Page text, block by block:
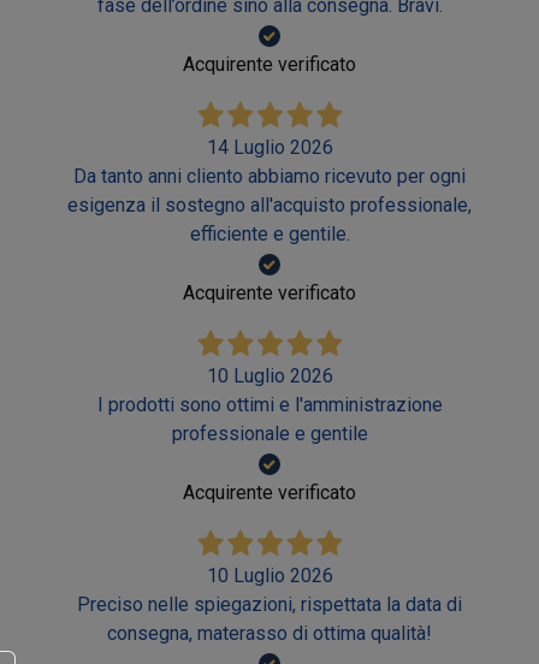
fase dell’ordine sino alla consegna. Bravi.
Acquirente verificato
14 Luglio 2026
Da tanto anni cliento abbiamo ricevuto per ogni
esigenza il sostegno all'acquisto professionale,
efficiente e gentile.
Acquirente verificato
10 Luglio 2026
I prodotti sono ottimi e l'amministrazione
professionale e gentile
Acquirente verificato
10 Luglio 2026
Preciso nelle spiegazioni, rispettata la data di
consegna, materasso di ottima qualità!